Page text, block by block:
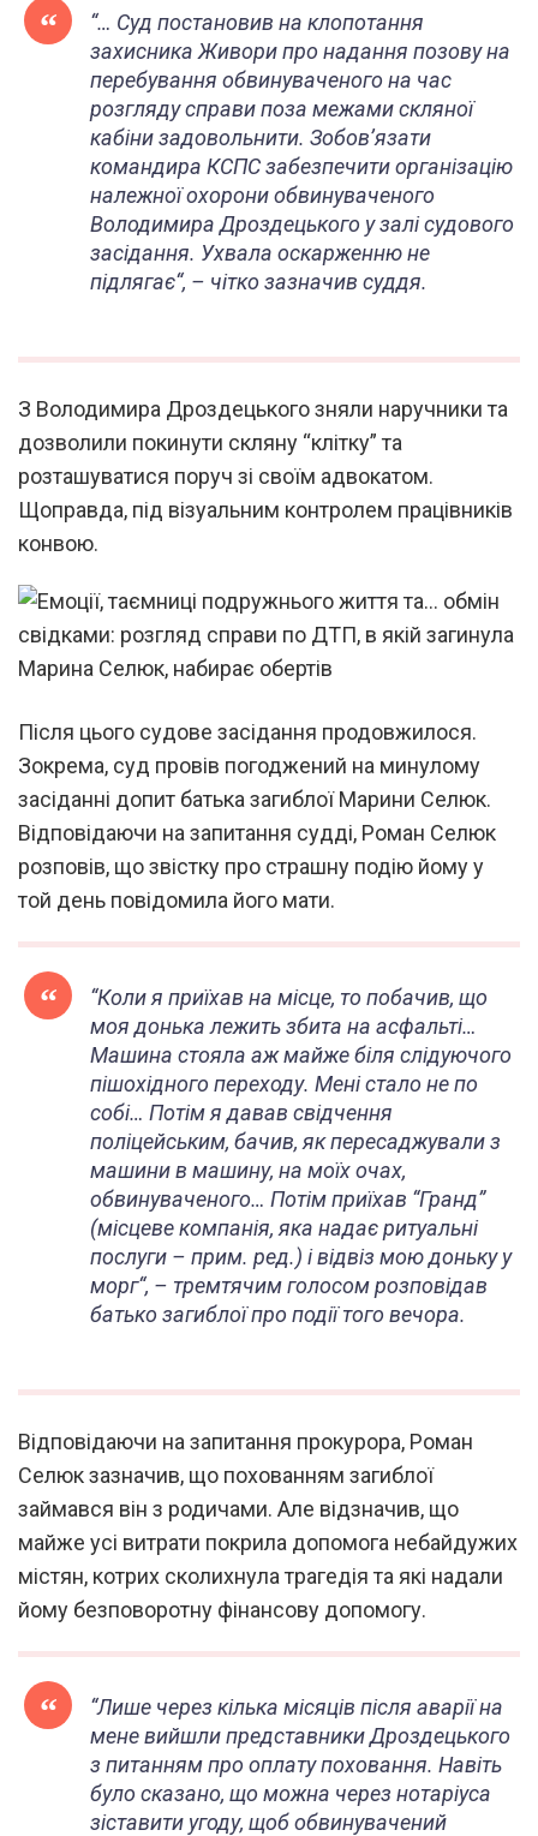
“… Суд постановив на клопотання
захисника Живори про надання позову на
перебування обвинуваченого на час
розгляду справи поза межами скляної
кабіни задовольнити. Зобов’язати
командира КСПС забезпечити організацію
належної охорони обвинуваченого
Володимира Дроздецького у залі судового
засідання. Ухвала оскарженню не
підлягає“, – чітко зазначив суддя.
З Володимира Дроздецького зняли наручники та
дозволили покинути скляну “клітку” та
розташуватися поруч зі своїм адвокатом.
Щоправда, під візуальним контролем працівників
конвою.
Після цього судове засідання продовжилося.
Зокрема, суд провів погоджений на минулому
засіданні допит батька загиблої Марини Селюк.
Відповідаючи на запитання судді, Роман Селюк
розповів, що звістку про страшну подію йому у
той день повідомила його мати.
“Коли я приїхав на місце, то побачив, що
моя донька лежить збита на асфальті…
Машина стояла аж майже біля слідуючого
пішохідного переходу. Мені стало не по
собі… Потім я давав свідчення
поліцейським, бачив, як пересаджували з
машини в машину, на моїх очах,
обвинуваченого… Потім приїхав “Гранд”
(місцеве компанія, яка надає ритуальні
послуги – прим. ред.) і відвіз мою доньку у
морг“, – тремтячим голосом розповідав
батько загиблої про події того вечора.
Відповідаючи на запитання прокурора, Роман
Селюк зазначив, що похованням загиблої
займався він з родичами. Але відзначив, що
майже усі витрати покрила допомога небайдужих
містян, котрих сколихнула трагедія та які надали
йому безповоротну фінансову допомогу.
“Лише через кілька місяців після аварії на
мене вийшли представники Дроздецького
з питанням про оплату поховання. Навіть
було сказано, що можна через нотаріуса
зіставити угоду, щоб обвинувачений